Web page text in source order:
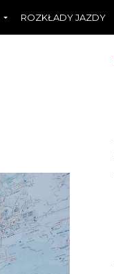
ROZKŁADY JAZDY